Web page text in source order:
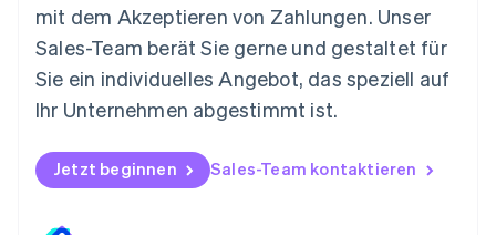
mit dem Akzeptieren von Zahlungen. Unser
Sales-Team berät Sie gerne und gestaltet für
Sie ein individuelles Angebot, das speziell auf
Ihr Unternehmen abgestimmt ist.
Jetzt beginnen Sales-Team kontaktieren
Polen
English
Portugal
Português English
Rumänien
Schweden
Svenska English
Deutsch